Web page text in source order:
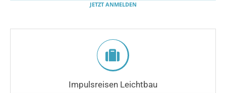
JETZT ANMELDEN
Impulsreisen Leichtbau